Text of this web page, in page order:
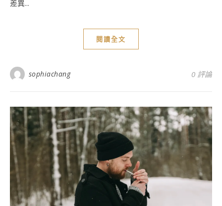
差異...
閱讀全文
sophiachang 0 評論